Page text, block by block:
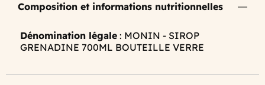
Composition et informations nutritionnelles
Dénomination légale : MONIN - SIROP
GRENADINE 700ML BOUTEILLE VERRE